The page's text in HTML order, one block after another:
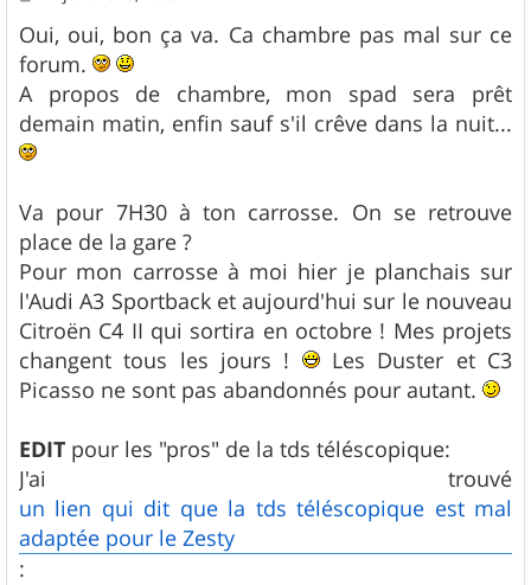
s
s
a
e
Oui, oui, bon ça va. Ca chambre pas mal sur ce
forum.
A propos de chambre, mon spad sera prêt
demain matin, enfin sauf s'il crêve dans la nuit...
Va pour 7H30 à ton carrosse. On se retrouve
place de la gare ?
Pour mon carrosse à moi hier je planchais sur
l'Audi A3 Sportback et aujourd'hui sur le nouveau
Citroën C4 II qui sortira en octobre ! Mes projets
changent tous les jours !
Les Duster et C3
Picasso ne sont pas abandonnés pour autant.
EDIT pour les "pros" de la tds téléscopique:
J'ai trouvé
un lien qui dit que la tds téléscopique est mal
adaptée pour le Zesty
: